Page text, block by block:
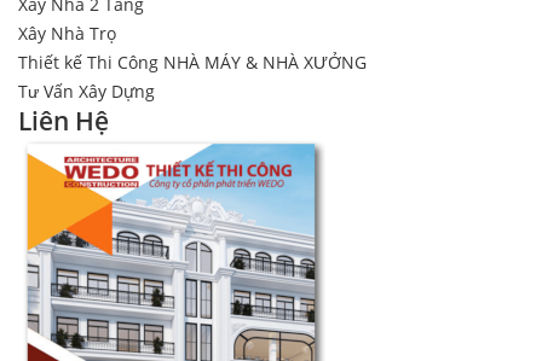
Xây Nhà Trọ
Thiết kế Thi Công NHÀ MÁY & NHÀ XƯỞNG
Tư Vấn Xây Dựng
Liên Hệ